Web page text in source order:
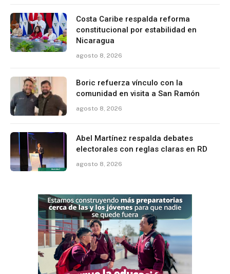
Costa Caribe respalda reforma
constitucional por estabilidad en
Nicaragua
agosto 8, 2026
Boric refuerza vínculo con la
comunidad en visita a San Ramón
agosto 8, 2026
Abel Martínez respalda debates
electorales con reglas claras en RD
agosto 8, 2026